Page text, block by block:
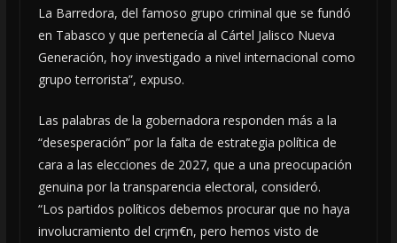
La Barredora, del famoso grupo criminal que se fundó
en Tabasco y que pertenecía al Cártel Jalisco Nueva
Generación, hoy investigado a nivel internacional como
grupo terrorista”, expuso.
Las palabras de la gobernadora responden más a la
“desesperación” por la falta de estrategia política de
cara a las elecciones de 2027, que a una preocupación
genuina por la transparencia electoral, consideró.
“Los partidos políticos debemos procurar que no haya
involucramiento del cr¡m€n, pero hemos visto de